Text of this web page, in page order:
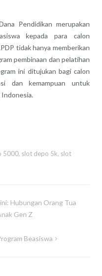
Pendidikan merupakan
kepada para calon
tidak hanya memberikan
pembinaan dan pelatihan
ini ditujukan bagi calon
dan kemampuan untuk
5000, slot depo 5k, slot
Hubungan Orang Tua
Gen Z
Beasiswa